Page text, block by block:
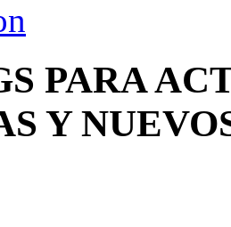
PARA
Y